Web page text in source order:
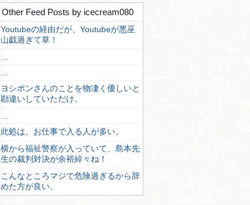
Other Feed Posts by icecream080
Youtubeの経由だが、Youtubeが悪巫
山戯過ぎて草！
ヨシポンさんのことを物凄く優しいと
勘違いしていただけ。
此処は、お仕事で入る人が多い。
横から福祉警察が入っていて、島本先
生の裁判対決が余裕綽々ね！
こんなところマジで危険過ぎるから辞
めた方が良い。